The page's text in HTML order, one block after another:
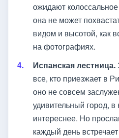
ожидают
она не может
видом и высотой, как
на фотографиях.
Испанская лестница.
все, кто приезжает в
оно не совсем
удивительный город, в
интереснее. Но
каждый день